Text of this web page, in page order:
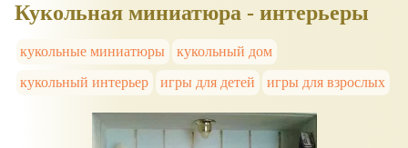
Кукольная миниатюра - интерьеры
кукольные миниатюры
кукольный дом
кукольный интерьер
игры для детей игры для взрослых